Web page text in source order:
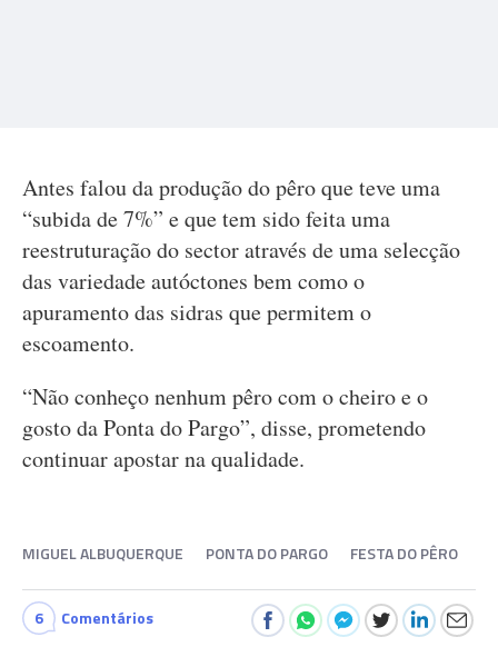
Antes falou da produção do pêro que teve uma
“subida de 7%” e que tem sido feita uma
reestruturação do sector através de uma selecção
das variedade autóctones bem como o
apuramento das sidras que permitem o
escoamento.
“Não conheço nenhum pêro com o cheiro e o
gosto da Ponta do Pargo”, disse, prometendo
continuar apostar na qualidade.
MIGUEL ALBUQUERQUE PONTA DO PARGO FESTA DO PÊRO
6 Comentários